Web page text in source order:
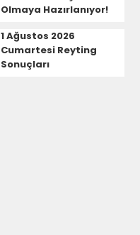
Olmaya Hazırlanıyor!
1 Ağustos 2026
Cumartesi Reyting
Sonuçları